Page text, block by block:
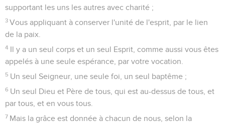
supportant les uns les autres avec charité ;
3 Vous appliquant à conserver l'unité de l'esprit, par le lien
de la paix.
4 Il y a un seul corps et un seul Esprit, comme aussi vous êtes
appelés à une seule espérance, par votre vocation.
5 Un seul Seigneur, une seule foi, un seul baptême ;
6 Un seul Dieu et Père de tous, qui est au-dessus de tous, et
par tous, et en vous tous.
7 Mais la grâce est donnée à chacun de nous, selon la